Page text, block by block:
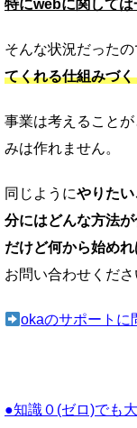
特にwebに関しては
そんな状況だったの
てくれる仕組みづく
事業は考えること
みは作れません。
同じようにやりた
分にはどんな方法
だけど何から始め
お問い合わせくださ
okaのサポートに
●知識０(ゼロ)でも